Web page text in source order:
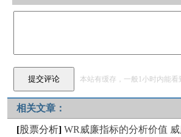
本站有缓存，一般1小时内能看
相关文章：
[股票分析] WR威廉指标的分析价值